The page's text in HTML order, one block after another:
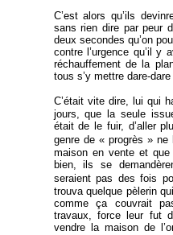
C’est alors qu’ils
sans rien dire par peur
deux secondes qu’on
contre l’urgence qu’il
réchauffement de la
tous s’y mettre dare-
C’était vite dire, lui qui
jours, que la seule
était de le fuir, d’aller
genre de « progrès »
maison en vente et
bien, ils se
seraient pas des fois
trouva quelque pèlerin
comme ça couvrait
travaux, force leur fut
vendre la maison de